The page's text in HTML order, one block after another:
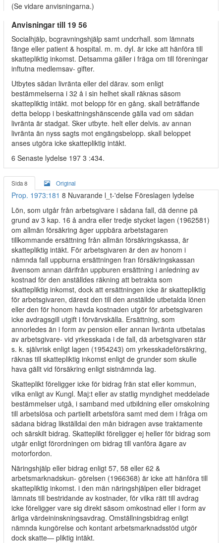
(Se vidare anvisningarna.)
Anvisningar till 19 56
Socialhjälp, bcgravningshjälp samt undcrhall. som lämnats
fänge eller patient & hospital. m. m. dyl. är icke att hänföra till
skattepliktig inkomst. Detsamma gäller i fräga om till föreningar
inftutna medlemsav- gifter.
Utbytes sädan livränta eller del därav. som enligt
bestämmelserna i 32 å i sin helhet skall räknas säsom
skattepliktig intäkt. mot belopp för en gång. skall beträffande
detta belopp i beskattningshänscende gälla vad om sädan
livränta är stadgat. Sker utbyte. helt eller delvis. av annan
livränta än nyss sagts mot engängsbelopp. skall beloppet
anses utgöra icke skattepliktig intäkt.
6 Senaste lydelse 197 3 :434.
Sida 8 Original
Prop. 1973:181 8 Nuvarande l_t-'delse Föreslagen lydelse
Lön, som utgår från arbetsgivare i sådana fall, dä denne pä
grund av 3 kap. 16 å andra eller tredje stycket lagen (1962581)
om allmän försäkring äger uppbära arbetstagaren
tillkommande ersättning från allmän försäkringskassa, är
skattepliktig intäkt. För arbetsgivaren är den av honom i
nämnda fall uppburna ersättningen fran försäkringskassan
ävensom annan därifrån uppburen ersättning i anledning av
kostnad för den anställdes räkning att betrakta som
skattepliktig inkomst, dock att ersättningen icke är skattepliktig
för arbetsgivaren, därest den till den anställde utbetalda lönen
eller den för honom havda kostnaden utgör för arbetsgivaren
icke avdragsgill utgift i förvärvskälla. Ersättning, som
annorledes än i form av pension eller annan livränta utbetalas
av arbetsgivare- vid yrkesskada i de fall, dä arbetsgivaren stär
s. k. självrisk enligt lagen (1954243) om yrkesskadeförsäkring,
räknas till skattepliktig inkomst enligt de grunder som skulle
hava gällt vid försäkring enligt sistnämnda lag.
Skatteplikt föreligger icke för bidrag frän stat eller kommun,
vilka enligt av Kungl. Maj:t eller av statlig myndighet meddelade
bestämmelser utgå, i samband med utbildning eller omskolning
till arbetslösa och partiellt arbetsföra samt med dem i fråga om
sädana bidrag likställdai den mån bidragen avse traktamente
och särskilt bidrag. Skatteplikt föreligger ej heller för bidrag som
utgår enligt förordningen om bidrag till vanföra ägare av
motorfordon.
Näringshjälp eller bidrag enligt 57, 58 eller 62 &
arbetsmarknadskun- görelsen (1966368) är icke att hänföra till
skattepliktig inkomst. i den män näringshjälpen eller bidraget
lämnats till bestridande av kostnader, för vilka rätt till avdrag
icke föreligger vare sig direkt säsom omkostnad eller i form av
ärliga värdeininskningsavdrag. Omställningsbidrag enligt
nämnda kungörelse och kontant arbetsmarknadsstöd utgör
dock skatte— pliktig intäkt.